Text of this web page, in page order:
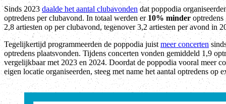
Sinds 2023daalde het aantal clubavonden dat poppodia
optredens per clubavond. In totaal werden er10% minderoptredens
2,8 artiesten op per clubavond, tegenover 3,2 artiesten per avond in
Tegelijkertijd programmeerden de poppodia juist meer concerten
optredens plaatsvonden. Tijdens concerten vonden gemiddeld 1,9
vergelijkbaar met 2023 en 2024. Doordat de poppodia vooral meer
eigen locatie organiseerden, steeg met name het aantal optredens op